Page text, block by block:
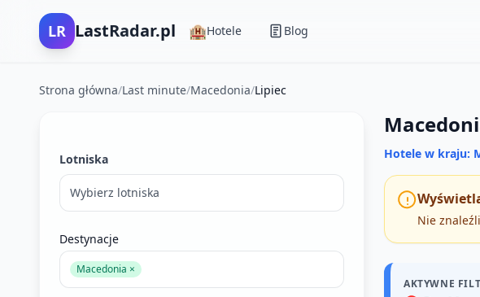
LR LastRadar.pl 🏨Hotele Blog
Strona główna/Last minute/Macedonia/Lipiec
Lotniska
Wybierz lotniska
Destynacje
Macedonia ×
Hotele w kraju:
Nie
AKTYWNE